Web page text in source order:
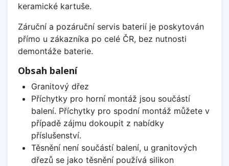
keramické kartuše.
Záruční a pozáruční servis baterií je poskytován
přímo u zákazníka po celé ČR, bez nutnosti
demontáže baterie.
Obsah balení
Granitový dřez
Příchytky pro horní montáž jsou součástí
balení. Příchytky pro spodní montáž můžete v
případě zájmu dokoupit z nabídky
příslušenství.
Těsnění není součástí balení, u granitových
dřezů se jako těsnění používá silikon